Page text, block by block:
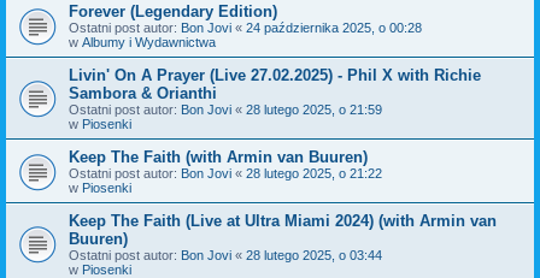
Forever (Legendary Edition)
Ostatni post autor: Bon Jovi « 24 października 2025, o 00:28
w Albumy i Wydawnictwa
Livin' On A Prayer (Live 27.02.2025) - Phil X with Richie
Sambora & Orianthi
Ostatni post autor: Bon Jovi « 28 lutego 2025, o 21:59
w Piosenki
Keep The Faith (with Armin van Buuren)
Ostatni post autor: Bon Jovi « 28 lutego 2025, o 21:22
w Piosenki
Keep The Faith (Live at Ultra Miami 2024) (with Armin van
Buuren)
Ostatni post autor: Bon Jovi « 28 lutego 2025, o 03:44
w Piosenki